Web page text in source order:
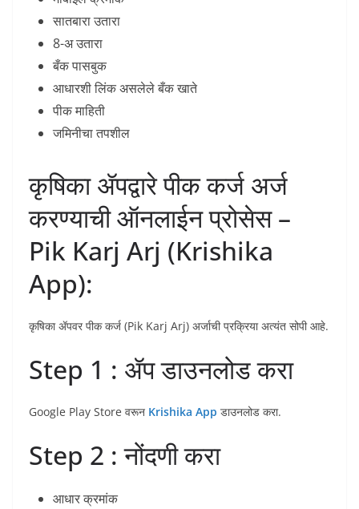
सातबारा उतारा
8-अ उतारा
बँक पासबुक
आधारशी लिंक असलेले बँक खाते
पीक माहिती
जमिनीचा तपशील
कृषिका ॲपद्वारे पीक कर्ज अर्ज
करण्याची ऑनलाईन प्रोसेस –
Pik Karj Arj (Krishika
App):
कृषिका ॲपवर पीक कर्ज (Pik Karj Arj) अर्जाची प्रक्रिया अत्यंत सोपी आहे.
Step 1 : ॲप डाउनलोड करा
Google Play Store वरून Krishika App डाउनलोड करा.
Step 2 : नोंदणी करा
आधार क्रमांक